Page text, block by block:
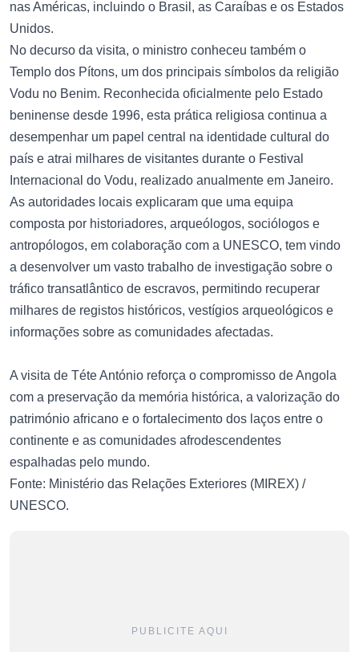
nas Américas, incluindo o Brasil, as Caraíbas e os Estados
Unidos.
No decurso da visita, o ministro conheceu também o
Templo dos Pítons, um dos principais símbolos da religião
Vodu no Benim. Reconhecida oficialmente pelo Estado
beninense desde 1996, esta prática religiosa continua a
desempenhar um papel central na identidade cultural do
país e atrai milhares de visitantes durante o Festival
Internacional do Vodu, realizado anualmente em Janeiro.
As autoridades locais explicaram que uma equipa
composta por historiadores, arqueólogos, sociólogos e
antropólogos, em colaboração com a UNESCO, tem vindo
a desenvolver um vasto trabalho de investigação sobre o
tráfico transatlântico de escravos, permitindo recuperar
milhares de registos históricos, vestígios arqueológicos e
informações sobre as comunidades afectadas.
A visita de Téte António reforça o compromisso de Angola
com a preservação da memória histórica, a valorização do
património africano e o fortalecimento dos laços entre o
continente e as comunidades afrodescendentes
espalhadas pelo mundo.
Fonte: Ministério das Relações Exteriores (MIREX) /
UNESCO.
PUBLICITE AQUI